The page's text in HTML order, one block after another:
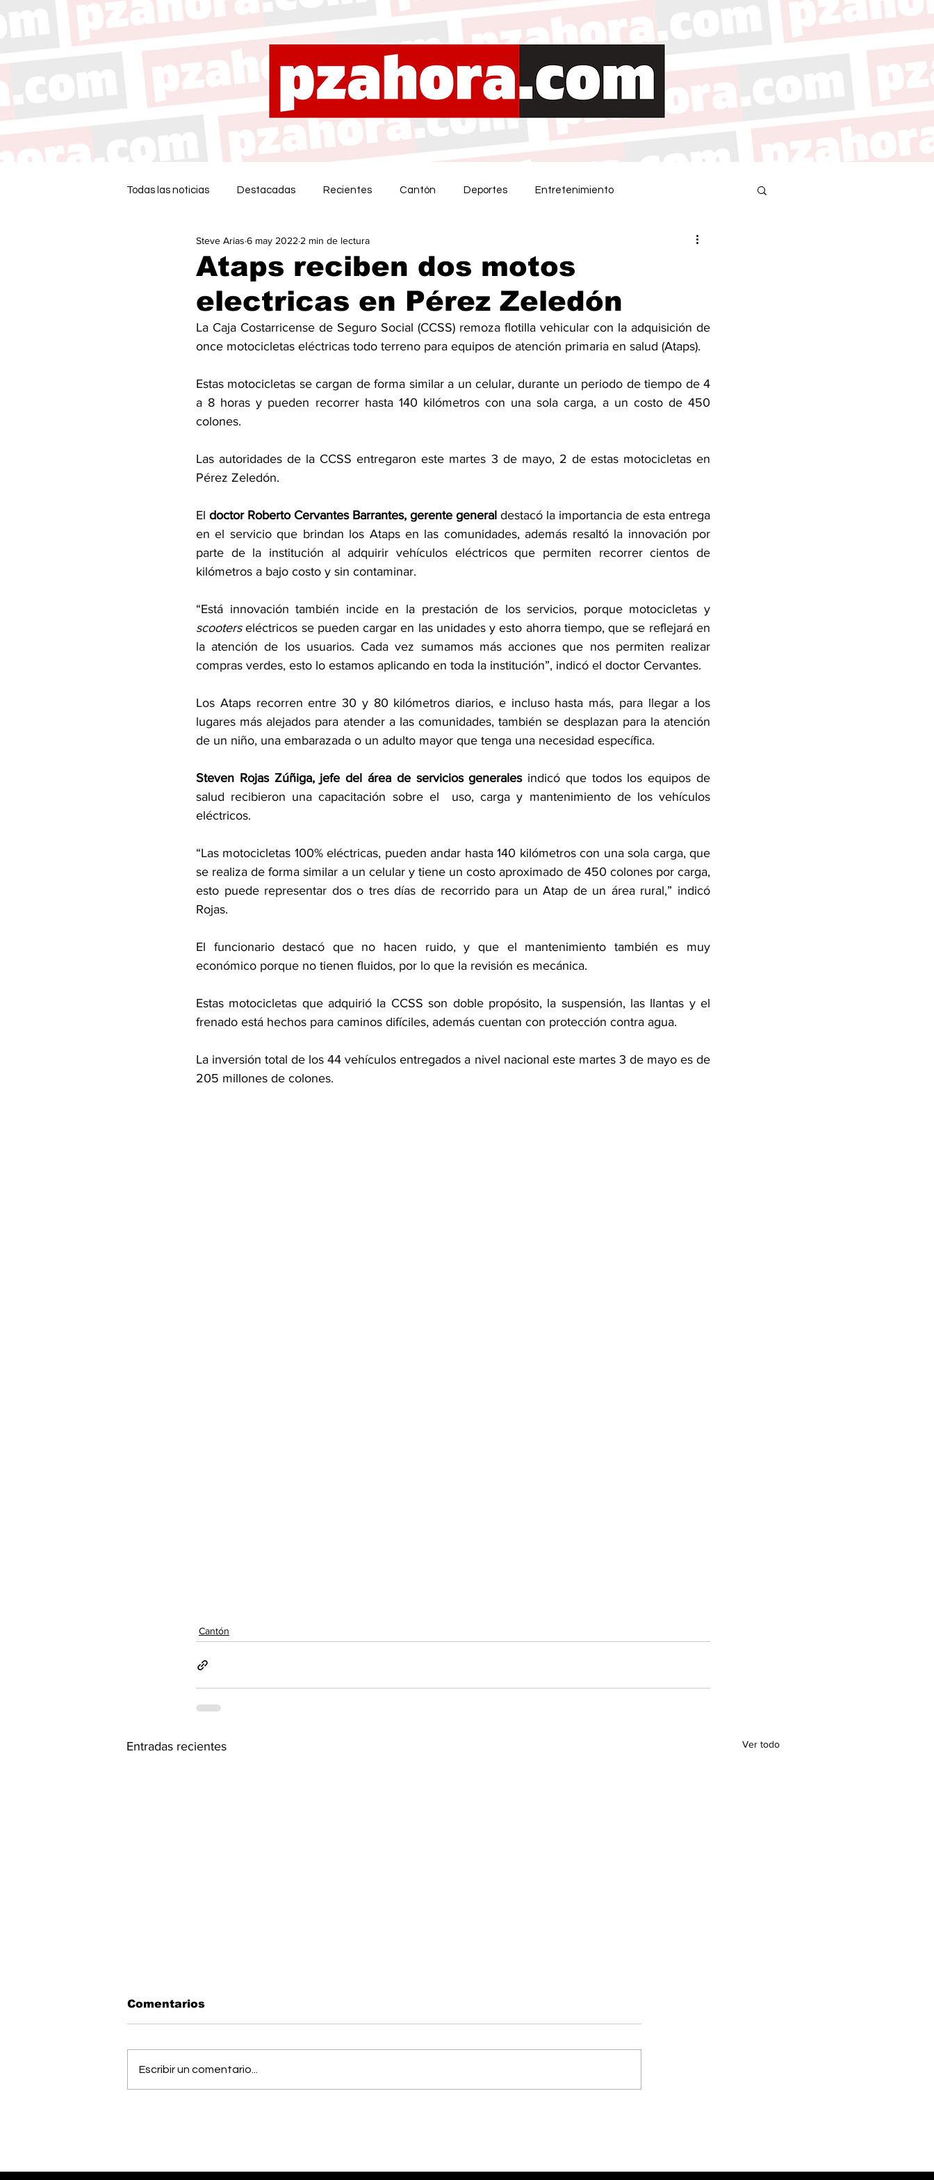
Todas las noticias Destacadas Recientes Cantón Deportes Entretenimiento
Ataps reciben dos motos
electricas en Pérez Zeledón
Steve Arias 6 may 2022 2 min de lectura
La Caja Costarricense de Seguro Social (CCSS) remoza flotilla vehicular con la adquisición de
once motocicletas eléctricas todo terreno para equipos de atención primaria en salud (Ataps).
Estas motocicletas se cargan de forma similar a un celular, durante un periodo de tiempo de 4
a 8 horas y pueden recorrer hasta 140 kilómetros con una sola carga, a un costo de 450
colones.
Las autoridades de la CCSS entregaron este martes 3 de mayo, 2 de estas motocicletas en
Pérez Zeledón.
El doctor Roberto Cervantes Barrantes, gerente general destacó la importancia de esta entrega
en el servicio que brindan los Ataps en las comunidades, además resaltó la innovación por
parte de la institución al adquirir vehículos eléctricos que permiten recorrer cientos de
kilómetros a bajo costo y sin contaminar.
scooters eléctricos se pueden cargar en las unidades y esto ahorra tiempo, que se reflejará en
la atención de los usuarios. Cada vez sumamos más acciones que nos permiten realizar
compras verdes, esto lo estamos aplicando en toda la institución”, indicó el doctor Cervantes.
Los Ataps recorren entre 30 y 80 kilómetros diarios, e incluso hasta más, para llegar a los
lugares más alejados para atender a las comunidades, también se desplazan para la atención
de un niño, una embarazada o un adulto mayor que tenga una necesidad específica.
Steven Rojas Zúñiga, jefe del área de servicios generales indicó que todos los equipos de
salud recibieron una capacitación sobre el  uso, carga y mantenimiento de los vehículos
eléctricos.
“Las motocicletas 100% eléctricas, pueden andar hasta 140 kilómetros con una sola carga, que
se realiza de forma similar a un celular y tiene un costo aproximado de 450 colones por carga,
esto puede representar dos o tres días de recorrido para un Atap de un área rural,” indicó
Rojas.
El funcionario destacó que no hacen ruido, y que el mantenimiento también es muy
económico porque no tienen fluidos, por lo que la revisión es mecánica.
Estas motocicletas que adquirió la CCSS son doble propósito, la suspensión, las llantas y el
frenado está hechos para caminos difíciles, además cuentan con protección contra agua.
La inversión total de los 44 vehículos entregados a nivel nacional este martes 3 de mayo es de
205 millones de colones.
Cantón
Entradas recientes Ver todo
Comentarios
Escribir un comentario...